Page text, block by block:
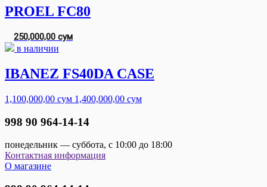
PROEL FC80
250,000,00 сум
в наличии
IBANEZ FS40DA CASE
1,100,000,00 сум 1,400,000,00 сум
998 90 964-14-14
понедельник — суббота, с 10:00 до 18:00
Контактная информация
О магазине